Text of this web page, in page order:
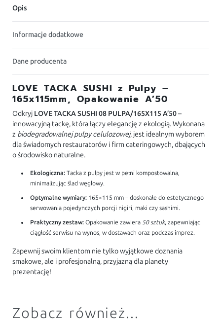
Opis
Informacje dodatkowe
Dane producenta
LOVE TACKA SUSHI z Pulpy –
165x115mm, Opakowanie A’50
Odkryj LOVE TACKA SUSHI 08 PULPA/165X115 A’50–
innowacyjną tackę, która łączy elegancję z ekologią. Wykonana
z biodegradowalnej pulpy celulozowej, jest idealnym wyborem
dla świadomych restauratorów i firm cateringowych, dbających
o środowisko naturalne.
Ekologiczna: Tacka z pulpy jest w pełni kompostowalna,
minimalizując ślad węglowy.
Optymalne wymiary: 165×115 mm – doskonałe do estetycznego
serwowania pojedynczych porcji nigiri, maki czy sashimi.
Praktyczny zestaw: Opakowanie zawiera 50 sztuk, zapewniając
ciągłość serwisu na wynos, w dostawach oraz podczas imprez.
Zapewnij swoim klientom nie tylko wyjątkowe doznania
smakowe, ale i profesjonalną, przyjazną dla planety
prezentację!
Zobacz również...